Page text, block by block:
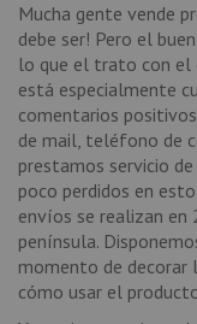
Mucha gente vende
debe ser! Pero el
lo que el trato con el
está especialmente
comentarios
de mail, teléfono de
prestamos servicio
poco perdidos en
envíos se realizan en
península.
momento de decorar
cómo usar el